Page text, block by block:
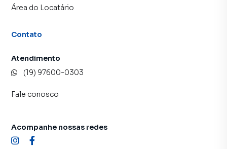
Área do Locatário
Contato
Atendimento
(19) 97600-0303
Fale conosco
Acompanhe nossas redes